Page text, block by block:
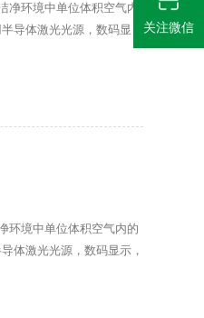
净环境中单位体积空气内
导体激光光源，数码显
试洁净环境十分便利。广
环境中单位体积空气内的
体激光光源，数码显示，
关注微信